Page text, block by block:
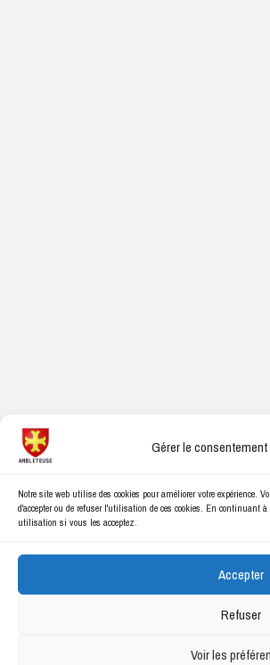
Gérer le
Notre site web utilise des cookies pour améliorer votre expérience.
d'accepter ou de refuser l'utilisation de ces cookies. En continuant
utilisation si vous les acceptez.
Accepter
Refuser
Voir les